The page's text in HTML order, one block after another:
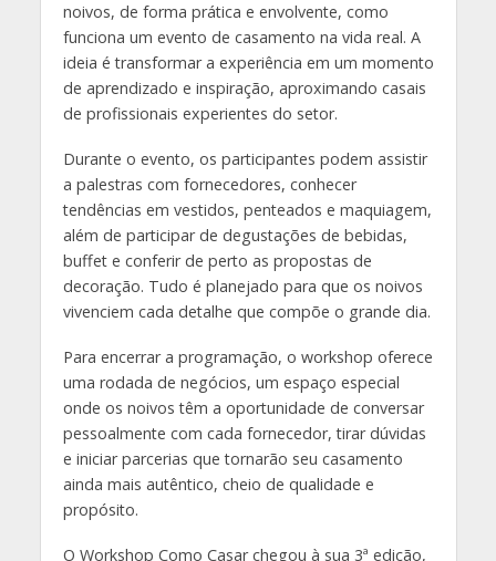
noivos, de forma prática e envolvente, como
funciona um evento de casamento na vida real. A
ideia é transformar a experiência em um momento
de aprendizado e inspiração, aproximando casais
de profissionais experientes do setor.
Durante o evento, os participantes podem assistir
a palestras com fornecedores, conhecer
tendências em vestidos, penteados e maquiagem,
além de participar de degustações de bebidas,
buffet e conferir de perto as propostas de
decoração. Tudo é planejado para que os noivos
vivenciem cada detalhe que compõe o grande dia.
Para encerrar a programação, o workshop oferece
uma rodada de negócios, um espaço especial
onde os noivos têm a oportunidade de conversar
pessoalmente com cada fornecedor, tirar dúvidas
e iniciar parcerias que tornarão seu casamento
ainda mais autêntico, cheio de qualidade e
propósito.
O Workshop Como Casar chegou à sua 3ª edição,